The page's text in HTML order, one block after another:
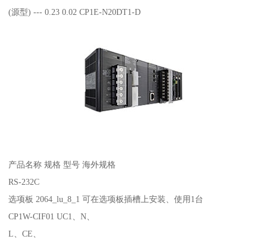
(源型) --- 0.23 0.02 CP1E-N20DT1-D
产品名称 规格 型号 海外规格
RS-232C
选项板 2064_lu_8_1 可在选项板插槽上安装、使用1台
CP1W-CIF01 UC1、N、
L、CE、